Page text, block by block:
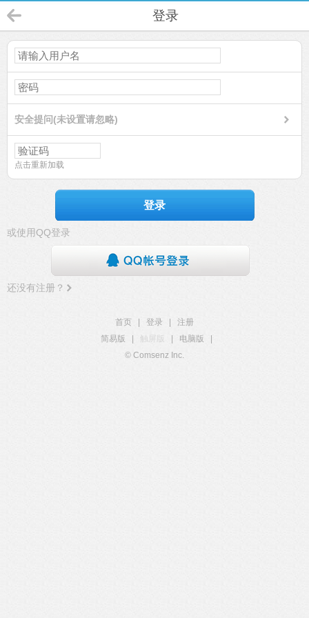
登录
安全提问(未设置请忽略)
点击重新加载
登录
或使用QQ登录
还没有注册？
首页 登录
注册
简易版
触屏版 电脑版
© Comsenz Inc.